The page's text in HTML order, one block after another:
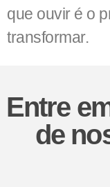
que ouvir é o
transformar.
Entre
de